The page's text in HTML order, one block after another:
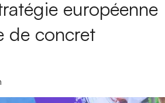
européenne
de concret